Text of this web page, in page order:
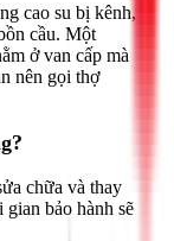
cao su bị kênh,
cầu. Một
ở van cấp mà
nên gọi thợ
chữa và thay
bảo hành sẽ